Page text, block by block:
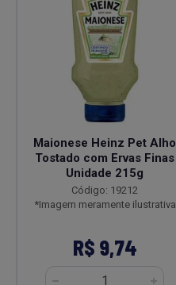
Maionese Heinz Pet Alho
Tostado com Ervas Finas
Unidade 215g
Código: 19212
*Imagem meramente ilustrativa
R$ 9,74